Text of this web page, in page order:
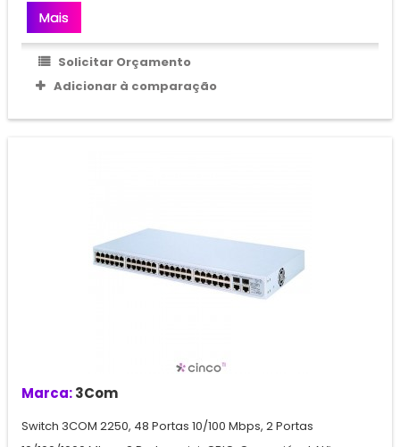
Mais
Solicitar Orçamento
Adicionar à comparação
Marca:3Com
Switch 3COM 2250, 48 Portas 10/100 Mbps, 2 Portas